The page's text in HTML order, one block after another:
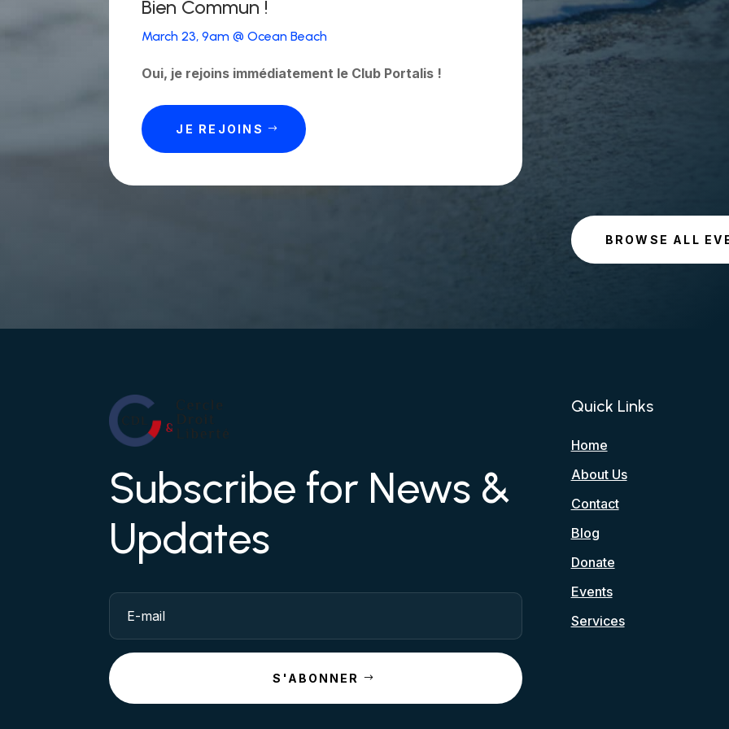
Bien Commun !
March 23, 9am @ Ocean Beach
Oui, je rejoins immédiatement le Club Portalis !
JE REJOINS
BROWSE ALL
Subscribe for News &
Updates
S'ABONNER
Quick Links
Home
About Us
Contact
Blog
Donate
Events
Services